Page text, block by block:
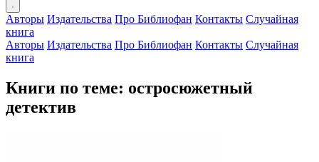
Авторы Издательства Про Библиофан Контакты Случайная
книга
Авторы Издательства Про Библиофан Контакты Случайная
книга
Книги по теме: остросюжетный
детектив